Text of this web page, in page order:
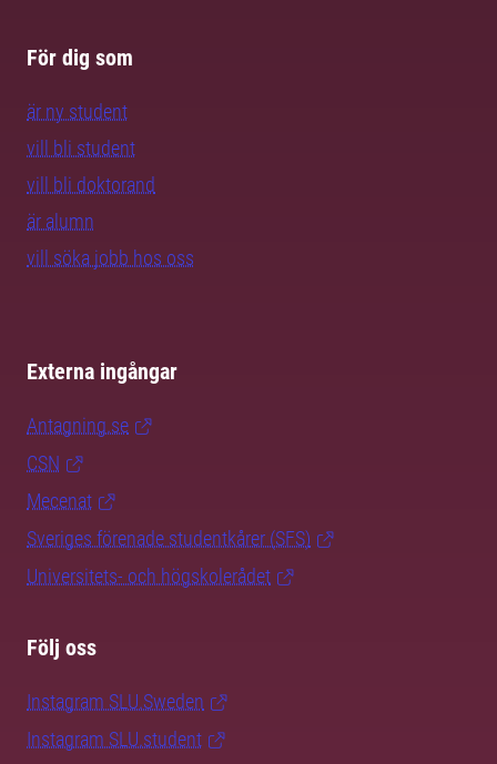
För dig som
är ny student
vill bli student
vill bli doktorand
är alumn
vill söka jobb hos oss
Externa ingångar
Antagning.se
CSN
Mecenat
Sveriges förenade studentkårer (SFS)
Universitets- och högskolerådet
Följ oss
Instagram SLU.Sweden
Instagram SLU.student